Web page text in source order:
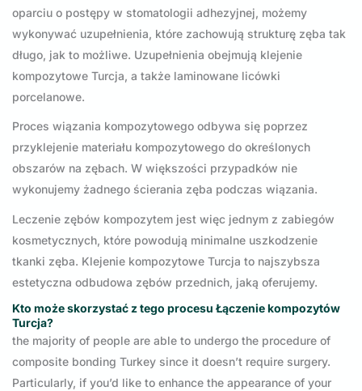
oparciu o postępy w stomatologii adhezyjnej, możemy
wykonywać uzupełnienia, które zachowują strukturę zęba tak
długo, jak to możliwe. Uzupełnienia obejmują klejenie
kompozytowe Turcja, a także laminowane licówki
porcelanowe.
Proces wiązania kompozytowego odbywa się poprzez
przyklejenie materiału kompozytowego do określonych
obszarów na zębach. W większości przypadków nie
wykonujemy żadnego ścierania zęba podczas wiązania.
Leczenie zębów kompozytem jest więc jednym z zabiegów
kosmetycznych, które powodują minimalne uszkodzenie
tkanki zęba. Klejenie kompozytowe Turcja to najszybsza
estetyczna odbudowa zębów przednich, jaką oferujemy.
Kto może skorzystać z tego procesu Łączenie kompozytów
Turcja?
the majority of people are able to undergo the procedure of
composite bonding Turkey since it doesn’t require surgery.
Particularly, if you’d like to enhance the appearance of your